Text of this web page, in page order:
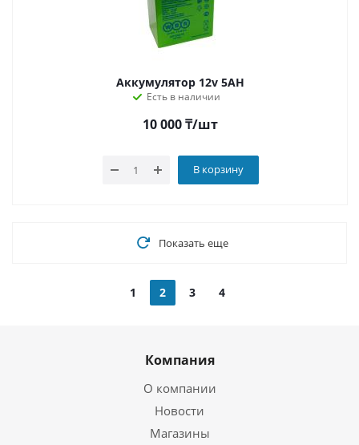
Аккумулятор 12v 5AH
Есть в наличии
10 000₸/шт
В корзину
Показать еще
1 2 3 4
Компания
О компании
Новости
Магазины